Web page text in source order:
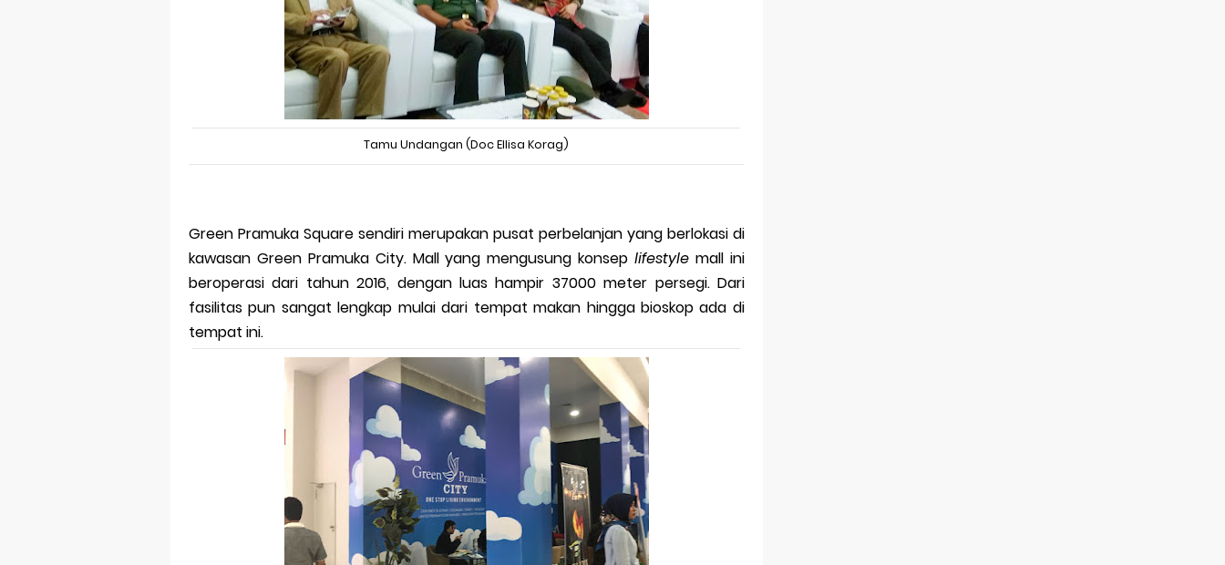
Tamu Undangan (Doc Ellisa Korag)
Green Pramuka Square sendiri merupakan pusat perbelanjan yang berlokasi di
kawasan Green Pramuka City. Mall yang mengusung konseplifestyle mall ini
beroperasi dari tahun 2016, dengan luas hampir 37000 meter persegi. Dari
fasilitas pun sangat lengkap mulai dari tempat makan hingga bioskop ada di
tempat ini.